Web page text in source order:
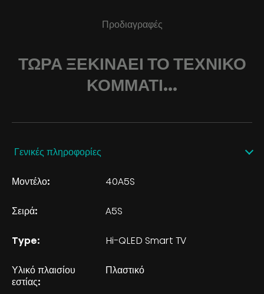
Προδιαγραφές
ΤΏΡΑ ΞΕΚΙΝΆΕΙ ΤΟ ΤΕΧΝΙΚΌ
ΚΟΜΜΆΤΙ...
Γενικές πληροφορίες
Μοντέλο: 40A5S
Σειρά: A5S
Type: Hi-QLED Smart TV
Υλικό πλαισίου
εστίας:
Πλαστικό